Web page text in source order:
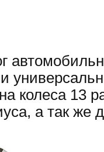
колеса 13
а так же